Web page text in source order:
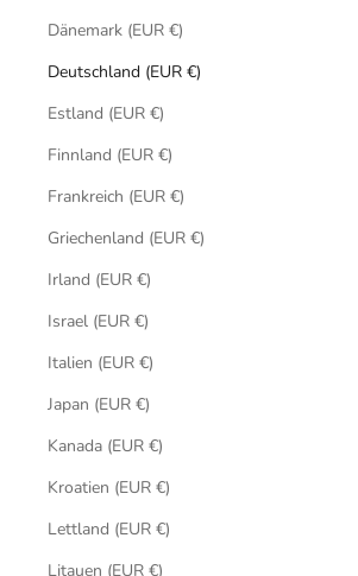
Dänemark (EUR €)
Deutschland (EUR €)
Estland (EUR €)
Finnland (EUR €)
Frankreich (EUR €)
Griechenland (EUR €)
Irland (EUR €)
Israel (EUR €)
Italien (EUR €)
Japan (EUR €)
Kanada (EUR €)
Kroatien (EUR €)
Lettland (EUR €)
Litauen (EUR €)